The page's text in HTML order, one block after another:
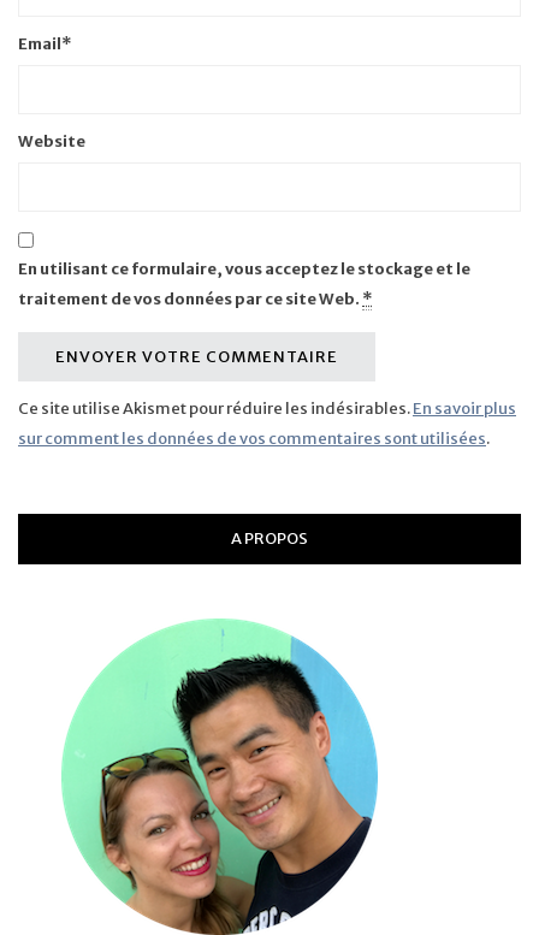
Email*
Website
En utilisant ce formulaire, vous acceptez le stockage et le
traitement de vos données par ce site Web. *
Ce site utilise Akismet pour réduire les indésirables.En savoir plus
sur comment les données de vos commentaires sont utilisées.
A PROPOS